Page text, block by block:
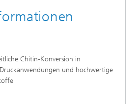
Chitin-Konversion in
und hochwertige